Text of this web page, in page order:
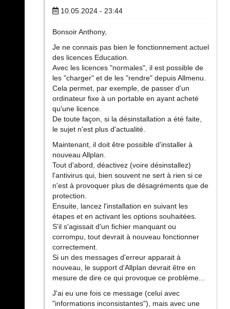
10.05.2024 - 23:44
Bonsoir Anthony,
Je ne connais pas bien le fonctionnement actuel
des licences Education.
Avec les licences "normales", il est possible de
les "charger" et de les "rendre" depuis Allmenu.
Cela permet, par exemple, de passer d'un
ordinateur fixe à un portable en ayant acheté
qu'une licence.
De toute façon, si la désinstallation a été faite,
le sujet n'est plus d'actualité.
Maintenant, il doit être possible d'installer à
nouveau Allplan.
Tout d'abord, déactivez (voire désinstallez)
l'antivirus qui, bien souvent ne sert à rien si ce
n'est à provoquer plus de désagréments que de
protection.
Ensuite, lancez l'installation en suivant les
étapes et en activant les options souhaitées.
S'il s'agissait d'un fichier manquant ou
corrompu, tout devrait à nouveau fonctionner
correctement.
Si un des messages d'erreur apparait à
nouveau, le support d'Allplan devrait être en
mesure de dire ce qui provoque ce problème...
J'ai eu une fois ce message (celui avec
"informations inconsistantes"), mais avec une